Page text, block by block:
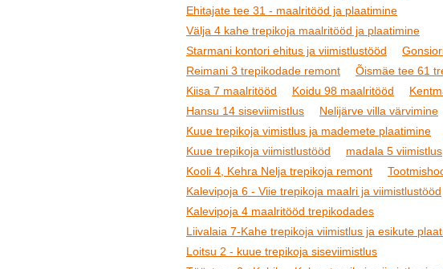
Ehitajate tee 31 - maalritööd ja plaatimine
Välja 4 kahe trepikoja maalritööd ja plaatimine
Starmani kontori ehitus ja viimistlustööd
Reimani 3 trepikodade remont
Õismäe tee 61
Kiisa 7 maalritööd
Koidu 98 maalritööd
Hansu 14 siseviimistlus
Nelijärve villa värvimine
Kuue trepikoja vimistlus ja mademete plaatimine
Kuue trepikoja viimistlustööd
madala 5 viimistlus
Kooli 4, Kehra Nelja trepikoja remont
Kalevipoja 6 - Viie trepikoja maalri ja viimistlustööd
Kalevipoja 4 maalritööd trepikodades
Liivalaia 7-Kahe trepikoja viimistlus ja esikute
Loitsu 2 - kuue trepikoja siseviimistlus